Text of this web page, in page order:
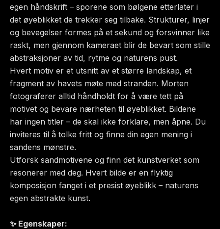
egen håndskrift – sporene som bølgene etterlater i
det øyeblikket de trekker seg tilbake. Strukturer, linjer
og bevegelser formes på et sekund og forsvinner like
raskt, men gjennom kameraet blir de bevart som stille
abstraksjoner av tid, rytme og naturens pust.
Hvert motiv er et utsnitt av et større landskap, et
fragment av havets møte med stranden. Morten
fotograferer alltid håndholdt for å være tett på
motivet og bevare nærheten til øyeblikket. Bildene
har ingen titler – de skal ikke forklare, men åpne. Du
inviteres til å tolke fritt og finne din egen mening i
sandens mønstre.
Utforsk sandmotivene og finn det kunstverket som
resonerer med deg. Hvert bilde er en flyktig
komposisjon fanget i et presist øyeblikk – naturens
egen abstrakte kunst.
✨ Egenskaper: